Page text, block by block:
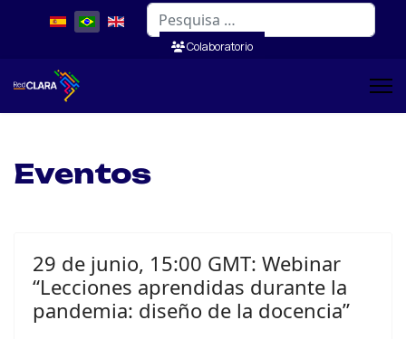
Pesquisar
Colaboratorio
Eventos
29 de junio, 15:00 GMT: Webinar
“Lecciones aprendidas durante la
pandemia: diseño de la docencia”